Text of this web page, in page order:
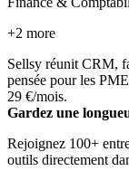
+2 more
Sellsy réunit CRM,
pensée pour les
29 €/mois.
Gardez une
Rejoignez 100+
outils directement